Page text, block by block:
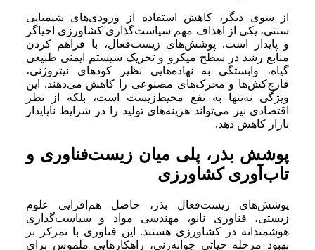
از سوی دیگر، کاهش استفاده از ورودی‌های شیمیایی
سنتی، یکی از اهداف مهم سیاست‌گذاری کشاورزی احیاگر
و پایدار است. پوشش‌های زیست‌فعال، با فراهم کردن
منابع رشد در سطح میکرو و تحریک سیستم ایمنی طبیعی
گیاه، وابستگی به نهاده‌هایی نظیر کودهای نیتروژنی،
قارچ‌کش‌ها و محرک‌های مصنوعی را کاهش می‌دهند. این
ویژگی نه‌تنها به نفع محیط‌زیست است، بلکه از نظر
اقتصادی نیز می‌تواند هزینه‌های تولید را در شرایط ناپایدار
بازار کاهش دهد.
پوشش بذر، پلی میان زیست‌فناوری و
تاب‌آوری کشاورزی
پوشش‌های زیست‌فعال بذر، حاصل هم‌افزایی علوم
زیستی، فناوری نانو، مهندسی مواد و سیاست‌گذاری
هوشمندانه در کشاورزی هستند. این فناوری با تمرکز بر
بهبود مرحله حیاتی جوانه‌زنی، راهکارهایی ملموس برای